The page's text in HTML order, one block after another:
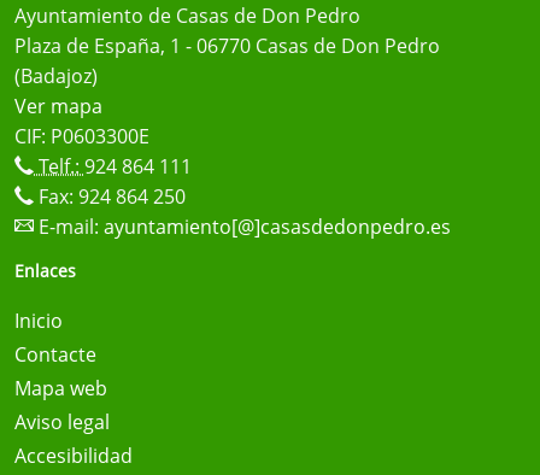
Ayuntamiento de Casas de Don Pedro
Plaza de España, 1 - 06770 Casas de Don Pedro
(Badajoz)
Ver mapa
CIF: P0603300E
Telf.: 924 864 111
Fax: 924 864 250
E-mail: ayuntamiento[@]casasdedonpedro.es
Enlaces
Inicio
Contacte
Mapa web
Aviso legal
Accesibilidad